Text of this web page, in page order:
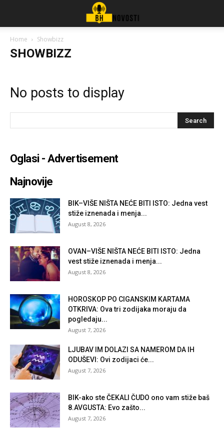
Home Showbizz
SHOWBIZZ
No posts to display
Oglasi - Advertisement
Najnovije
BIK–VIŠE NIŠTA NEĆE BITI ISTO: Jedna vest
stiže iznenada i menja...
August 8, 2026
OVAN–VIŠE NIŠTA NEĆE BITI ISTO: Jedna
vest stiže iznenada i menja...
August 8, 2026
HOROSKOP PO CIGANSKIM KARTAMA
OTKRIVA: Ova tri zodijaka moraju da
pogledaju...
August 7, 2026
LJUBAV IM DOLAZI SA NAMEROM DA IH
ODUŠEVI: Ovi zodijaci će...
August 7, 2026
BIK-ako ste ČEKALI ČUDO ono vam stiže baš
8.AVGUSTA: Evo zašto...
August 7, 2026